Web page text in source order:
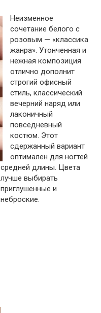
Неизменное
сочетание белого с
розовым — «классика
жанра». Утонченная и
нежная композиция
отлично дополнит
строгий офисный
стиль, классический
вечерний наряд или
лаконичный
повседневный
костюм. Этот
сдержанный вариант
оптимален для ногтей
средней длины. Цвета
лучше выбирать
приглушенные и
неброские.